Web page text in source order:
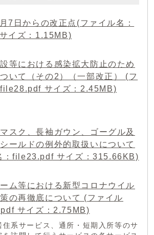
7日からの改正点(ファイル名：
イズ：1.15MB)
等における感染拡大防止のため
いて（その2）（一部改正） (フ
file28.pdf サイズ：2.45MB)
スク、長袖ガウン、ゴーグル及
ールドの例外的取扱いについて
：file23.pdf サイズ：315.66KB)
ム等における新型コロナウイル
の再徹底について (ファイル
サイズ：2.75MB)
住系サービス、通所・短期入所等のサ